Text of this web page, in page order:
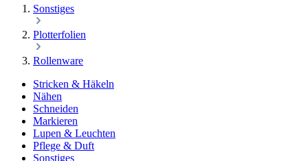
Sonstiges
Plotterfolien
Rollenware
Stricken & Häkeln
Nähen
Schneiden
Markieren
Lupen & Leuchten
Pflege & Duft
Sonstiges